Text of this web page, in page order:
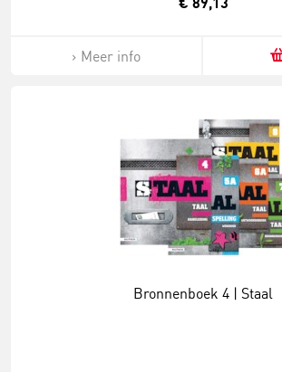
Meer info
Bronnenboek 4 | Staal